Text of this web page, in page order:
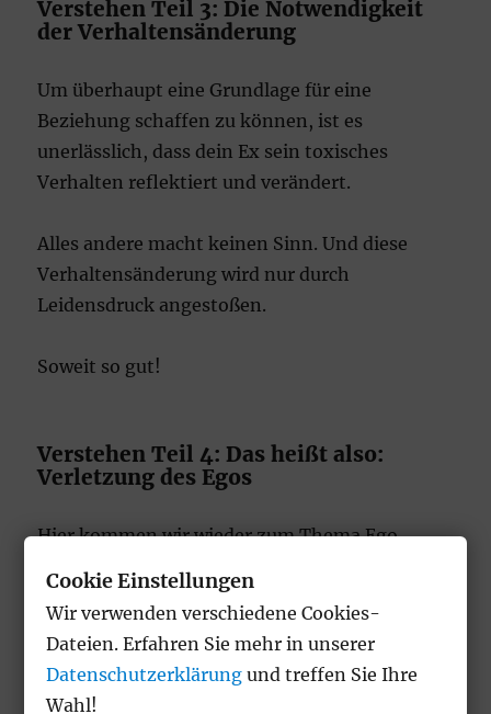
Verstehen Teil 3: Die Notwendigkeit
der Verhaltensänderung
Um überhaupt eine Grundlage für eine
Beziehung schaffen zu können, ist es
unerlässlich, dass dein Ex sein toxisches
Verhalten reflektiert und verändert.
Alles andere macht keinen Sinn. Und diese
Verhaltensänderung wird nur durch
Leidensdruck angestoßen.
Soweit so gut!
Verstehen Teil 4: Das heißt also:
Verletzung des Egos
Hier kommen wir wieder zum Thema Ego
zurück.
benötigtem Leidensdruck führen.
Cookie Einstellungen
Wir verwenden verschiedene Cookies-
Dateien. Erfahren Sie mehr in unserer
Datenschutzerklärung und treffen Sie Ihre
Wahl!